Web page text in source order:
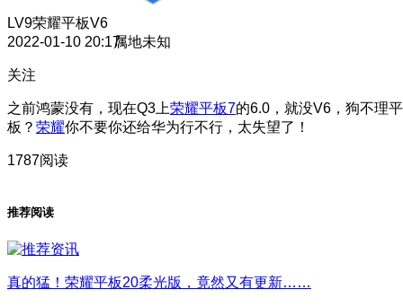
LV9荣耀平板V6
2022-01-10 20:17属地未知
关注
之前鸿蒙没有，现在Q3上荣耀平板7的6.0，就没V6，狗不理平
板？ 荣耀你不要你还给华为行不行，太失望了！
1787阅读
推荐阅读
真的猛！荣耀平板20柔光版，竟然又有更新……